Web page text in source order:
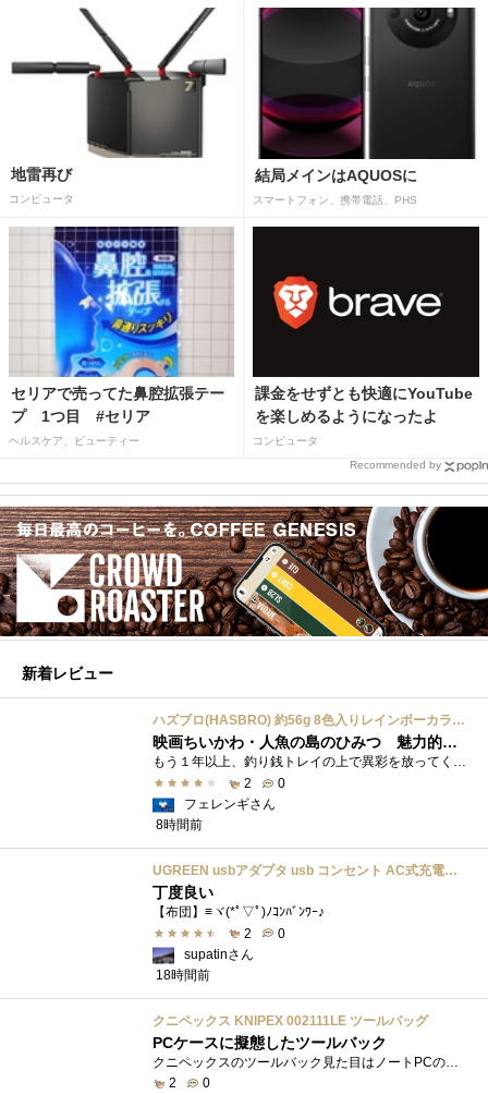
地雷再び
コンピュータ
結局メインはAQUOSに
スマートフォン、携帯電話、PHS
セリアで売ってた鼻腔拡張テー
プ 1つ目 #セリア
ヘルスケア、ビューティー
課金をせずとも快適にYouTube
を楽しめるようになったよ
コンピュータ
Recommended by
新着レビュー
ハズブロ(HASBRO) 約56g 8色入りレインボーカラーのプレイ・ドー、新学期用品、2才以上のプリスクールの子供向け、子供向けのアート&クラフト 粘土 ねんど、こどもの日、子供の日プレゼント
映画ちいかわ・人魚の島のひみつ 魅力的なビラン：セイレーンを造ってみた
もう１年以上、釣り銭トレイの上で異彩を放ってくれたミャクミャクのマグネット 映画ちいかわ人魚の島のひみつを鑑賞後、素敵なビランのセイ...
2
0
フェレンギさん
8時間前
UGREEN usbアダプタ usb コンセント AC式充電器 3.1A PSE認証済み 折りたたみ式プラグ 2ポート
丁度良い
【布団】≡ヾ(*ﾟ▽ﾟ)ﾉｺﾝﾊﾞﾝﾜｰ♪
2
0
supatinさん
18時間前
クニペックス KNIPEX 002111LE ツールバッグ
PCケースに擬態したツールバック
2
0